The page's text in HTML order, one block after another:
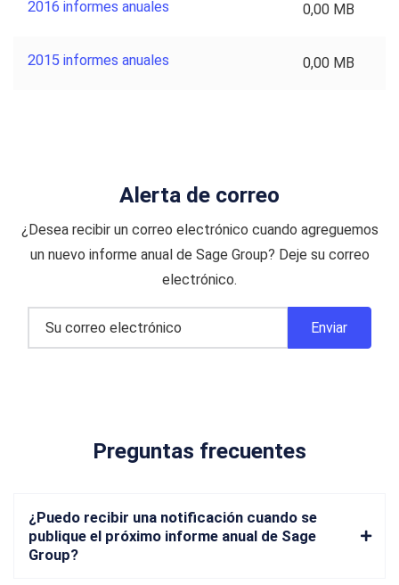
2016 informes anuales 0,00 MB
2015 informes anuales 0,00 MB
Alerta de correo
¿Desea recibir un correo electrónico cuando agreguemos
un nuevo informe anual de Sage Group? Deje su correo
electrónico.
Preguntas frecuentes
¿Puedo recibir una notificación cuando se
publique el próximo informe anual de Sage
Group?